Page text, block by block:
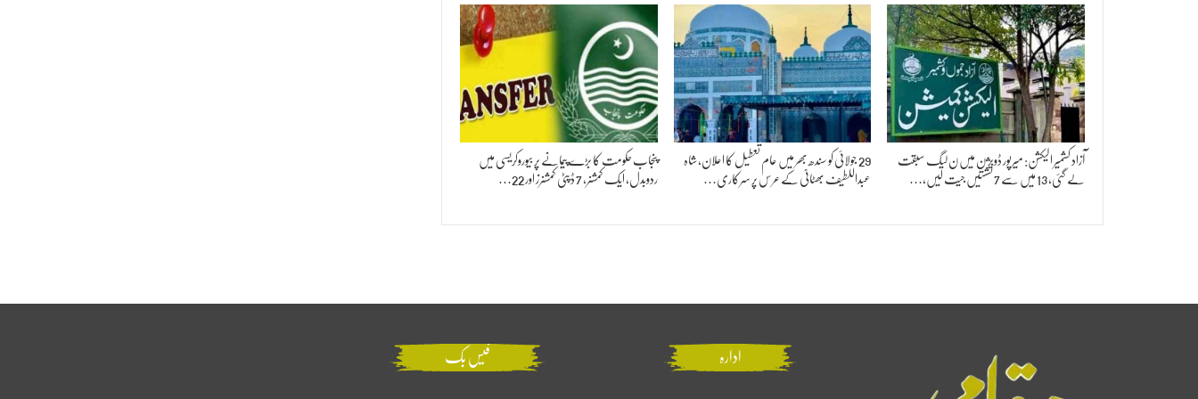
آزاد کشمیر الیکشن: میرپور ڈویژن میں ن لیگ سبقت
لے گئی، 13 میں سے 7 نشستیں جیت لیں،…
29 جولائی کو سندھ بھر میں عام تعطیل کا اعلان، شاہ
عبداللطیف بھٹائیؒ کے عرس پر سرکاری…
پنجاب حکومت کا بڑے پیمانے پر بیوروکریسی میں
ردوبدل، ایک کمشنر، 7 ڈپٹی کمشنرز اور 22…
ادارہ فیس بک